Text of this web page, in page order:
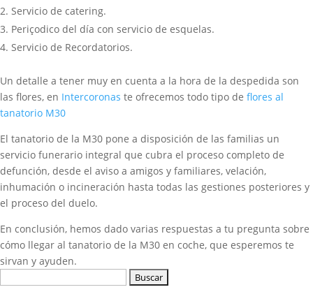
Servicio de catering.
Periçodico del día con servicio de esquelas.
Servicio de Recordatorios.
Un detalle a tener muy en cuenta a la hora de la despedida son
las flores, en Intercoronas te ofrecemos todo tipo de flores al
tanatorio M30
El tanatorio de la M30 pone a disposición de las familias un
servicio funerario integral que cubra el proceso completo de
defunción, desde el aviso a amigos y familiares, velación,
inhumación o incineración hasta todas las gestiones posteriores y
el proceso del duelo.
En conclusión, hemos dado varias respuestas a tu pregunta sobre
cómo llegar al tanatorio de la M30 en coche, que esperemos te
sirvan y ayuden.